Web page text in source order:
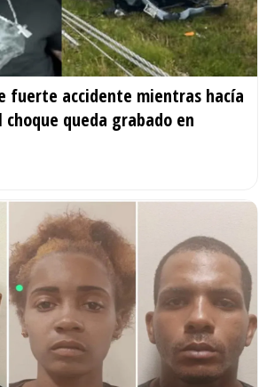
fuerte accidente mientras hacía
queda grabado en